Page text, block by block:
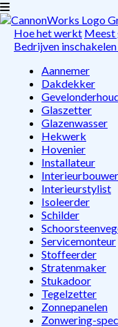
Hoe het werkt Meest
Bedrijven inschakelen
Aannemer
Dakdekker
Glaszetter
Glazenwasser
Hekwerk
Hovenier
Installateur
Interieurbouwer
Interieurstylist
Isoleerder
Schilder
Servicemonteur
Stoffeerder
Stratenmaker
Stukadoor
Tegelzetter
Zonnepanelen
Zonwering-